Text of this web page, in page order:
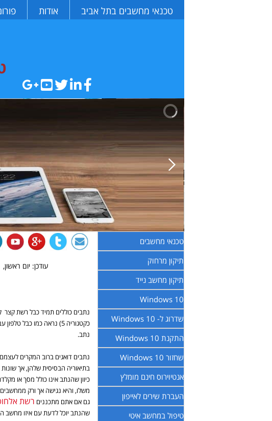
טכנאי מחשבים בתל אביב אודות
טכנאי מחשבים
תיקון מרחוק
תיקון מחשב נייד
Windows 10
שדרוג ל- Windows 10
התקנת Windows 10
שחזור Windows 10
אנטיוירוס חינם מומלץ
העברת שירים לאייפון
טיפול במחשב איטי
עודכן: יום ראשון, 10:30, 17/06/2018 |
נתבים כוללים תמיד כבל רשת קצר
כקטגוריה 5) נראה כמו
נתב.
נתבים דואגים ברוב המקרים
בתיאוריה הבסיסית שלהן, אך
כיוון שהנתב אינו כולל מסך או
משלו, והיא נגישה אך ורק
גם אם אתם מתכננים רשת
שהנתב יוכל לדעת עם איזו מחשב